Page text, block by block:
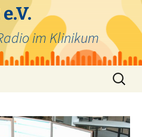
im Klinikum
Suchen
nach: